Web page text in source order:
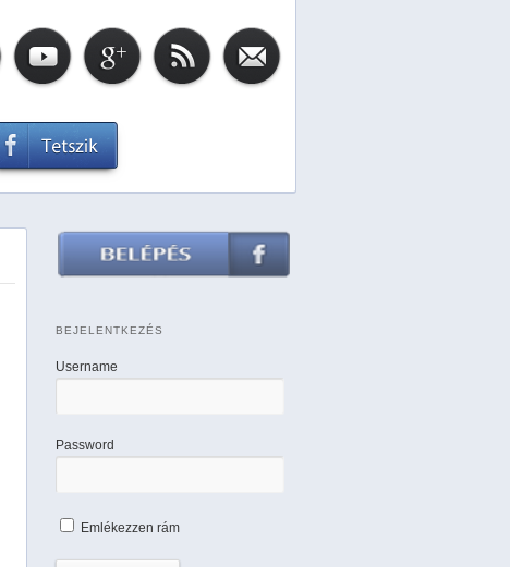
BEJELENTKEZÉS
Username
Password
Emlékezzen rám